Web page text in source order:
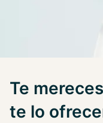
Te
te lo